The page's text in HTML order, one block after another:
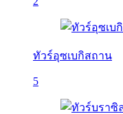
ทัวร์อุซเบกิสถาน
5